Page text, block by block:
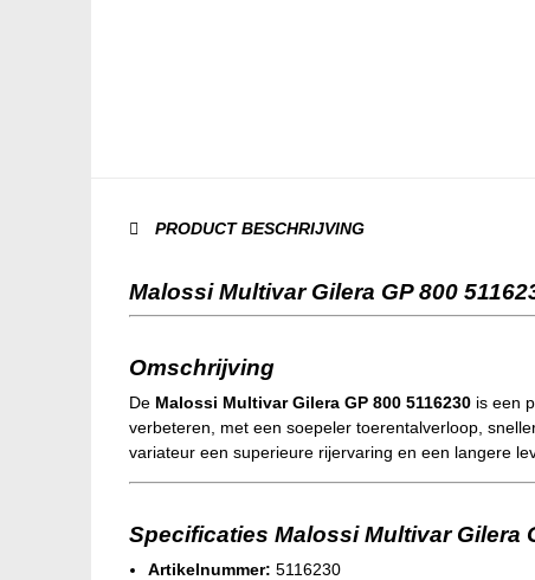
PRODUCT BESCHRIJVING
Malossi Multivar Gilera GP 800
Omschrijving
De Malossi Multivar Gilera GP 800 5116230is een
verbeteren, met een soepeler toerentalverloop,
variateur een superieure rijervaring en een langere
Specificaties Malossi Multivar Gilera
Artikelnummer: 5116230